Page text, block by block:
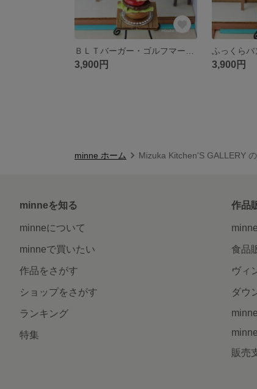
3,900円 3,900円
minne ホーム Mizuka Kitchen'S GALLERY
minneを知る
minneについて
minneで買いたい
作品をさがす
ショップをさがす
ランキング
特集
作品
食品
ヴィ
ダウ
販売